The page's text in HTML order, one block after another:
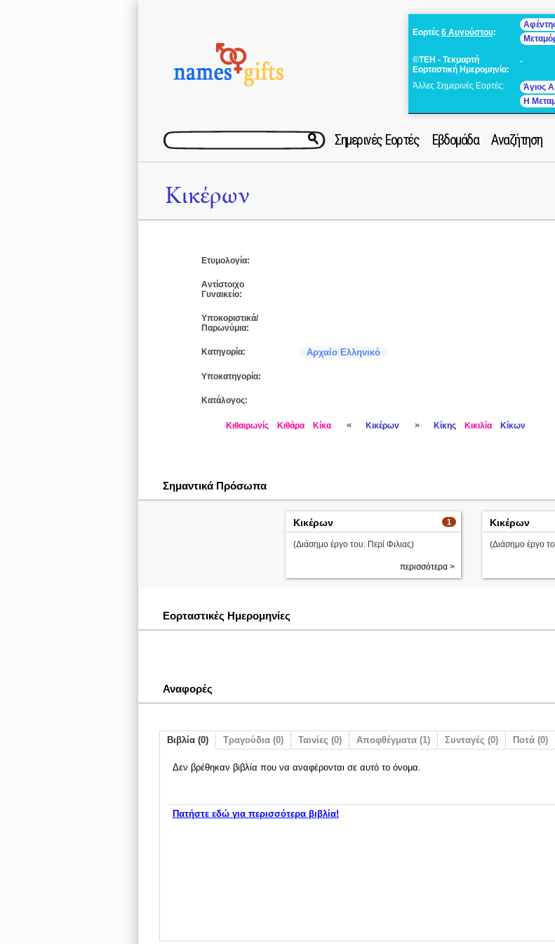
Εορτές 6 Αυγούστου:
©ΤΕΗ - Τεκμαρτή
Εορταστική Ημερομηνία:
-
Άλλες Σημερινές Εορτές: Άγιος
Η
Σημερινές Εορτές Εβδομάδα Αναζήτηση
Κικέρων
Ετυμολογία:
Αντίστοιχο
Γυναικείο:
Υποκοριστικά/
Παρωνύμια:
Κατηγορία: Αρχαίο Ελληνικό
Υποκατηγορία:
Κατάλογος:
Κιθαιρωνίς Κιθάρα Κίκα « Κικέρων » Κίκης Κικιλία Κίκων
Σημαντικά Πρόσωπα
1
Κικέρων
(Διάσημο έργο του: Περί Φιλιας)
περισσότερα >
Κικέρων
(Διάσημο έργο
Εορταστικές Ημερομηνίες
Αναφορές
Βιβλία (0) Τραγούδια (0) Ταινίες (0) Αποφθέγματα (1) Συνταγές (0) Ποτά (0)
Δεν βρέθηκαν βιβλία που να αναφέρονται σε αυτό το όνομα.
Πατήστε εδώ για περισσότερα βιβλία!